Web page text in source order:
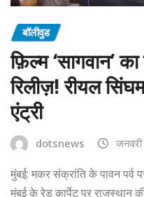
बॉलीवुड
फ़िल्म ‘सागवान’
रिलीज़! रीयल
एंट्री
dotsnews
मुंबई: मकर संक्रांति के पावन पर्व
मुंबई के रेड कार्पेट पर राजस्थान